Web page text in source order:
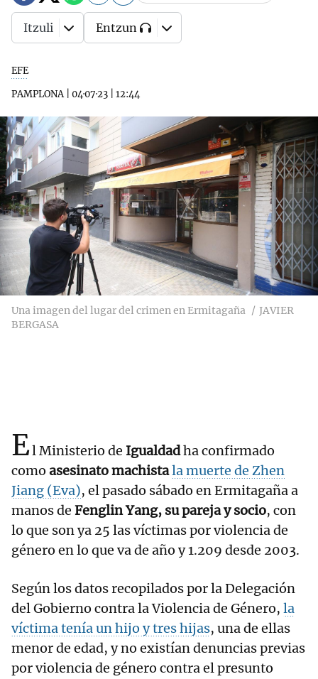
EFE
PAMPLONA| 04·07·23 12:44
Itzuli Entzun
Una imagen del lugar del crimen en Ermitagaña
JAVIER
BERGASA
El Ministerio de Igualdadha confirmado
como asesinato machistala muerte de Zhen
Jiang (Eva), el pasado sábado en Ermitagaña a
manos de Fenglin Yang, su pareja y socio, con
lo que son ya 25 las víctimas por violencia de
género en lo que va de año y 1.209 desde 2003.
Según los datos recopilados por la Delegación
del Gobierno contra la Violencia de Género, la
víctima tenía un hijo y tres hijas, una de ellas
menor de edad, y no existían denuncias previas
por violencia de género contra el presunto